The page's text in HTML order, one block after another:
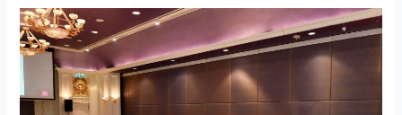
ประชุม
สภา
ราช
มงคล
รัตนโกสินทร์